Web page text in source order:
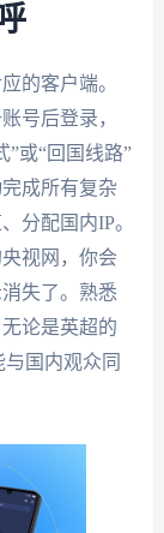
的客户端。
号后登录，
”或“回国线路”
成所有复杂
分配国内IP。
视网，你会
失了。熟悉
论是英超的
国内观众同